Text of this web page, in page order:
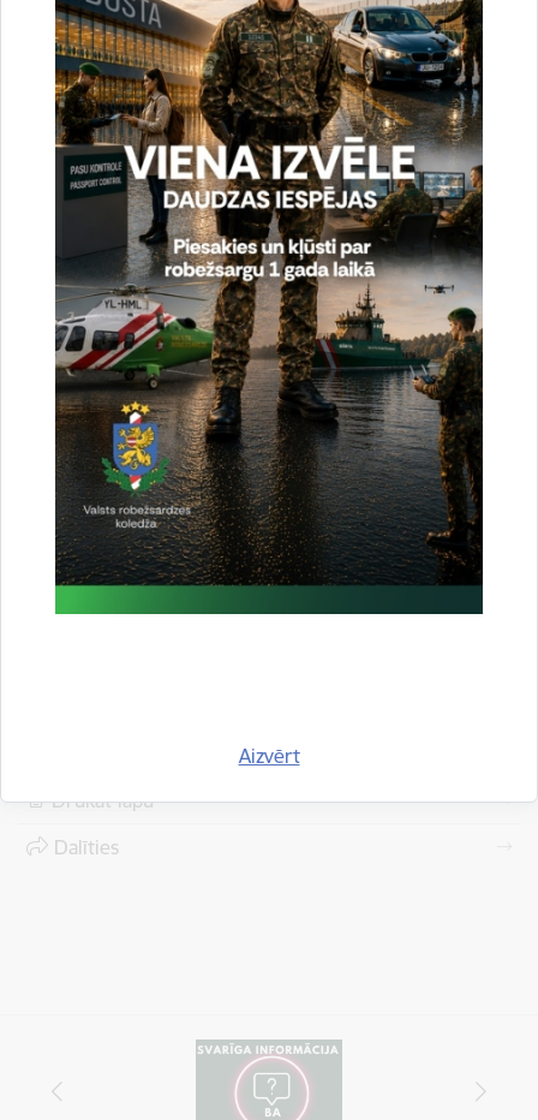
Aizvērt
Latvijas Republikas un Baltkrievijas Republikas
pārrobežu sadarbības stiprināšana gatavojoties
un realizējot masu pasākumus
Robežuzraudzības kvalitātes uzlabošana, veicinot sadarbību
Valsts robežsardzes pārstāvju dalība Projekta
Drukāt lapu
Dalīties